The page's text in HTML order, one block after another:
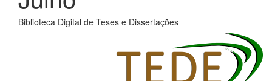
Biblioteca Digital de Teses e Dissertações